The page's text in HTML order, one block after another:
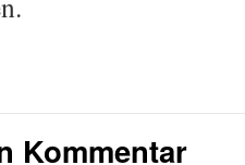
Kommentar